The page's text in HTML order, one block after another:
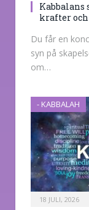
Kabbalans
krafter
Du får en
syn på
om…
- KABBALAH
18 JULI, 2026